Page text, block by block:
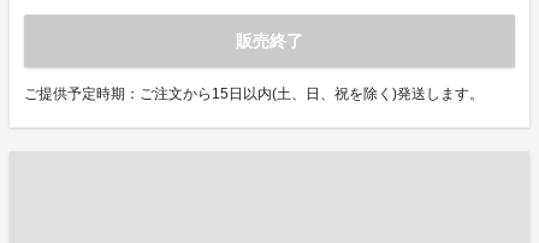
販売終了
ご提供予定時期：ご注文から15日以内(土、日、祝を除く)発送します。